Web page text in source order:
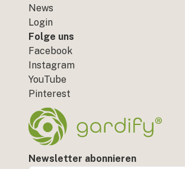
News
Login
Folge uns
Facebook
Instagram
YouTube
Pinterest
Newsletter abonnieren